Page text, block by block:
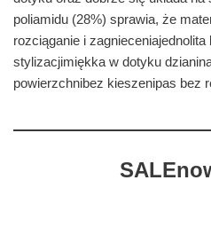
poliamidu (28%) sprawia, że
rozciąganie i
stylizacjimiękka w dotyku
powierzchnibez kieszenipas bez